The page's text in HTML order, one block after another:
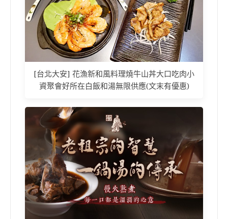
[台北大安] 花漁新和風料理燒牛山丼大口吃肉小
資聚會好所在白飯和湯無限供應(文末有優惠)